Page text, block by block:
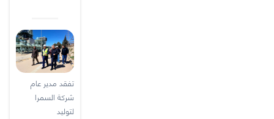
تفقد مدير عام
شركة السمرا
لتوليد